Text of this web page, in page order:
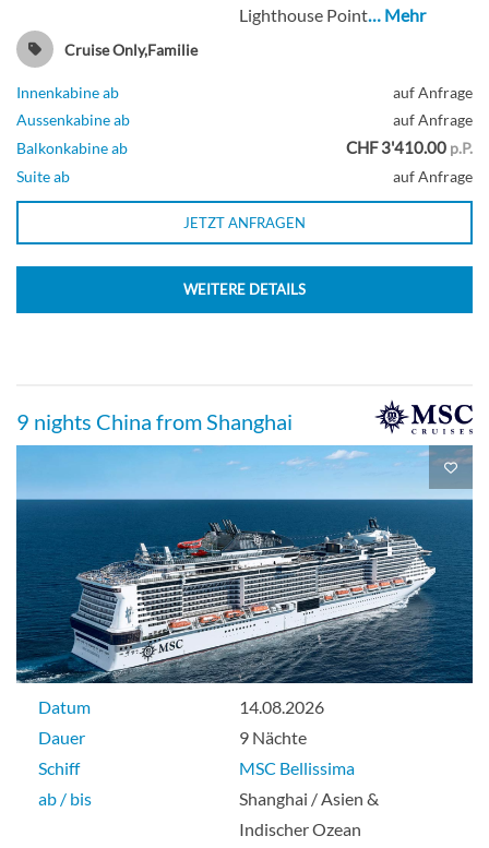
Lighthouse Point… Mehr
Cruise Only,Familie
Innenkabine ab
auf Anfrage
Aussenkabine ab
auf Anfrage
Balkonkabine ab
CHF 3'410.00 p.P.
Suite ab
auf Anfrage
JETZT ANFRAGEN
WEITERE DETAILS
9 nights China from Shanghai
Datum
14.08.2026
Dauer
9 Nächte
Schiff
MSC Bellissima
ab / bis
Shanghai / Asien &
Indischer Ozean